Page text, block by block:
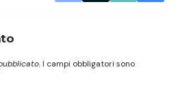
I campi obbligatori sono